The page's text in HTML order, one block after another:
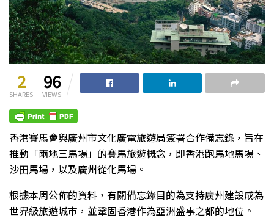
2
SHARES
96
VIEWS
香港賽馬會與廣州市文化廣電旅遊局簽署合作備忘錄，旨在
推動「兩地三馬場」的賽馬旅遊概念，即香港跑馬地馬場、
沙田馬場，以及廣州從化馬場。
根據本周公佈的資料，有關備忘錄目的為支持廣州建設成為
世界級旅遊城市，並鞏固香港作為亞洲盛事之都的地位。